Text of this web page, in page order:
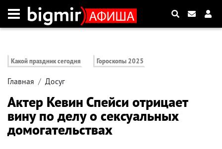
Какой праздник сегодня Гороскопы 2025
Главная Досуг
Актер Кевин Спейси отрицает
вину по делу о сексуальных
домогательствах